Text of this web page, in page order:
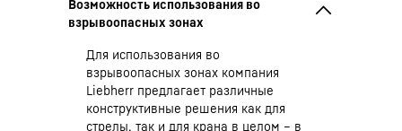
Для использования во
взрывоопасных зонах компания
Liebherr предлагает различные
конструктивные решения как для
стрелы, так и для крана в целом – в